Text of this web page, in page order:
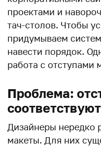
проектами и
тач-столов. Чтобы
придумываем
навести порядок.
работа с отступами
Проблема:
Дизайнеры нередко
макеты. Для них